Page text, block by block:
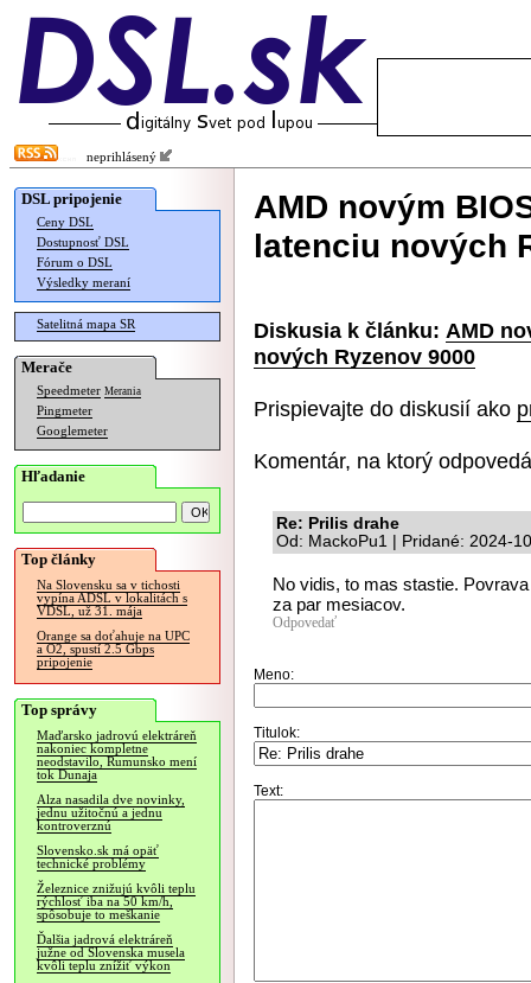
neprihlásený
DSL pripojenie
Ceny DSL
Dostupnosť DSL
Fórum o DSL
Výsledky meraní
Satelitná mapa SR
Merače
Speedmeter Merania
Pingmeter
Googlemeter
Hľadanie
Top články
Na Slovensku sa v tichosti
vypína ADSL v lokalitách s
VDSL, už 31. mája
Orange sa doťahuje na UPC
a O2, spustí 2.5 Gbps
pripojenie
Top správy
Maďarsko jadrovú elektráreň
nakoniec kompletne
neodstavilo, Rumunsko mení
tok Dunaja
Alza nasadila dve novinky,
jednu užitočnú a jednu
kontroverznú
Slovensko.sk má opäť
technické problémy
Železnice znižujú kvôli teplu
rýchlosť iba na 50 km/h,
spôsobuje to meškanie
Ďalšia jadrová elektráreň
južne od Slovenska musela
kvôli teplu znížiť výkon
AMD novým
latenciu nových
Diskusia k článku: AMD
nových Ryzenov 9000
Prispievajte do diskusií ako
Komentár, na ktorý
Re: Prilis drahe
Od: MackoPu1 | Pridané: 2024-
No vidis, to mas stastie.
za par mesiacov.
Odpovedať
Meno:
Titulok:
Text: